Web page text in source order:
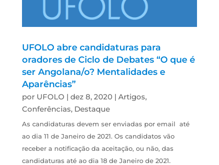
UFOLO abre candidaturas para
oradores de Ciclo de Debates “O que é
ser Angolana/o? Mentalidades e
Aparências”
por UFOLO | dez 8, 2020| Artigos,
Conferências, Destaque
As candidaturas devem ser enviadas por email até
ao dia 11 de Janeiro de 2021. Os candidatos vão
receber a notificação da aceitação, ou não, das
candidaturas até ao dia 18 de Janeiro de 2021.